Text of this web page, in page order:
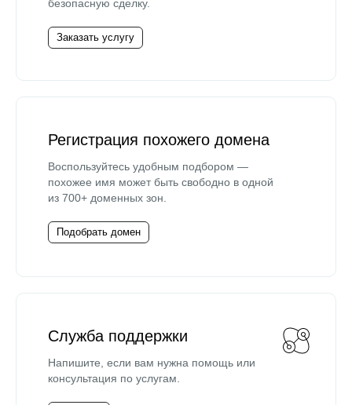
безопасную сделку.
Заказать услугу
Регистрация похожего домена
Воспользуйтесь удобным подбором —
похожее имя может быть свободно в одной
из 700+ доменных зон.
Подобрать домен
Служба поддержки
Напишите, если вам нужна помощь или
консультация по услугам.